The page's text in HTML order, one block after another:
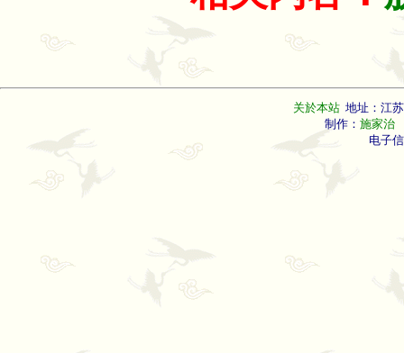
关於本站 地址：江
制作： 施家治
电子